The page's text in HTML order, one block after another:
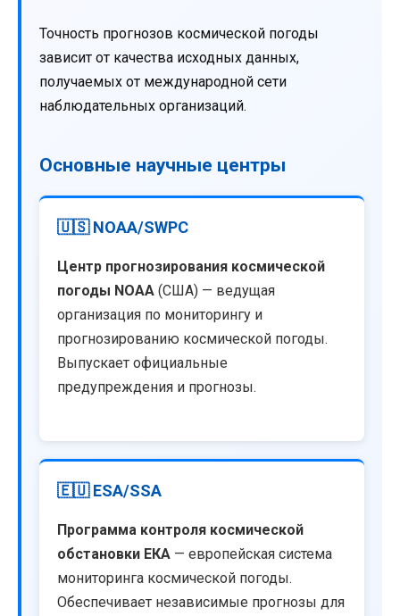
Точность прогнозов космической погоды
зависит от качества исходных данных,
получаемых от международной сети
наблюдательных организаций.
Основные научные центры
🇺🇸 NOAA/SWPC
Центр прогнозирования космической
погоды NOAA (США) — ведущая
организация по мониторингу и
прогнозированию космической погоды.
Выпускает официальные
предупреждения и прогнозы.
🇪🇺 ESA/SSA
Программа контроля космической
обстановки ЕКА — европейская система
мониторинга космической погоды.
Обеспечивает независимые прогнозы для